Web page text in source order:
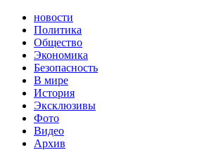
новости
Политика
Общество
Экономика
Безопасность
В мире
История
Эксклюзивы
Фото
Видео
Архив